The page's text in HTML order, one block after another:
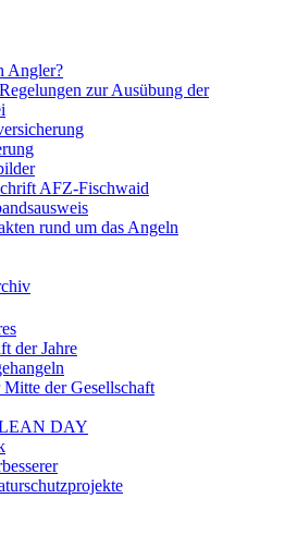
Angler?
zur Ausübung der
AFZ-Fischwaid
rund um das Angeln
der Jahre
der Gesellschaft
DAY